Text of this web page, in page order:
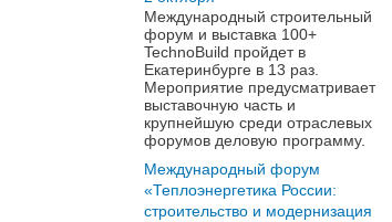
Международный строительный
форум и выставка 100+
TechnoBuild пройдет в
Екатеринбурге в 13 раз.
Мероприятие предусматривает
выставочную часть и
крупнейшую среди отраслевых
форумов деловую программу.
Международный форум
«Теплоэнергетика России:
строительство и модернизация